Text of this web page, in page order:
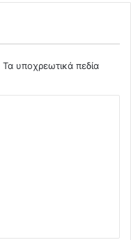
Τα υποχρεωτικά πεδία